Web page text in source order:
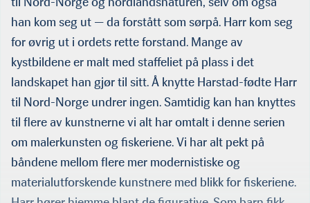
han kom seg ut — da forstått som sørpå. Harr kom seg
for øvrig ut i ordets rette forstand. Mange av
kystbildene er malt med staffeliet på plass i det
landskapet han gjør til sitt. Å knytte Harstad-fødte Harr
til Nord-Norge undrer ingen. Samtidig kan han knyttes
til flere av kunstnerne vi alt har omtalt i denne serien
om malerkunsten og fiskeriene. Vi har alt pekt på
båndene mellom flere mer modernistiske og
materialutforskende kunstnere med blikk for fiskeriene.